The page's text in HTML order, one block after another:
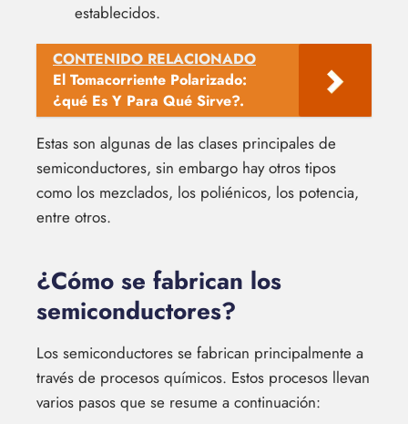
establecidos.
CONTENIDO RELACIONADO
El Tomacorriente Polarizado:
¿qué Es Y Para Qué Sirve?.
Estas son algunas de las clases principales de
semiconductores, sin embargo hay otros tipos
como los mezclados, los poliénicos, los potencia,
entre otros.
¿Cómo se fabrican los
semiconductores?
Los semiconductores se fabrican principalmente a
través de procesos químicos. Estos procesos llevan
varios pasos que se resume a continuación: